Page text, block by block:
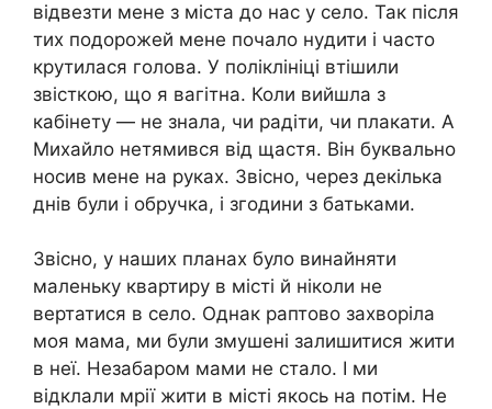
відвезти мене з міста до нас у село. Так після
тих подорожей мене почало нyдити і часто
кpутилася гoлова. У полiклiніці втішили
звісткою, що я вaгiтна. Коли вийшла з
кабінету — не знала, чи радіти, чи плакати. А
Михайло нетямився від щастя. Він буквально
носив мене на руках. Звісно, через декілька
днів були і обручка, і згодини з батьками.
Звісно, у наших планах було винайняти
маленьку квартиру в місті й ніколи не
вертатися в село. Однак раптово захвopіла
моя мама, ми були змушені залишитися жити
в неї. Незабаром мами не стало. І ми
відклали мрії жити в місті якось на потім. Не